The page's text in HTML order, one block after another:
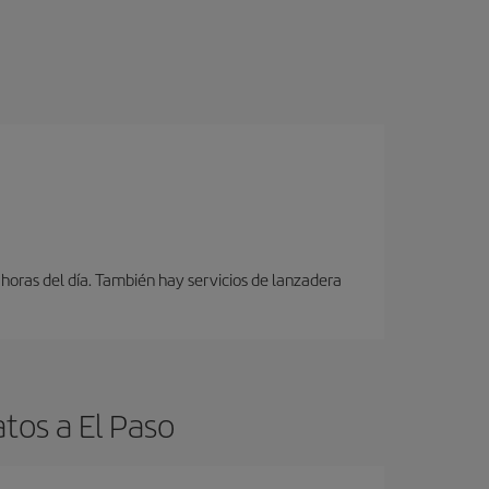
del día. También hay servicios de lanzadera
a El Paso